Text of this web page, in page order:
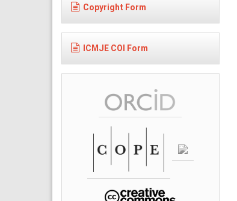
Copyright Form
ICMJE COI Form